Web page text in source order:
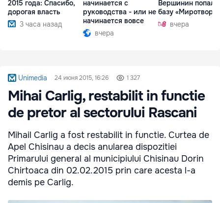
2015 года: Спасибо,
дорогая власть
3 часа назад
начинается с
руководства - или не
начинается вовсе
вчера
Вершинин попал в
базу
вчера
Unimedia 24 июня 2015, 16:26 1 327
Mihai Carlig, restabilit in functie
de pretor al sectorului Rascani
Mihail Carlig a fost restabilit in functie. Curtea de
Apel Chisinau a decis anularea dispozitiei
Primarului general al municipiului Chisinau Dorin
Chirtoaca din 02.02.2015 prin care acesta l-a
demis pe Carlig.